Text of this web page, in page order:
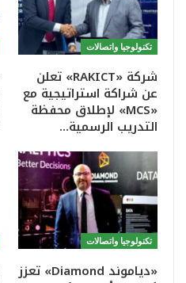
تكنولوجيا واتصالات
شركة «RAKICT» تعلن
عن شراكة استراتيجية مع
«MCS» لإطلاق محفظة
التدريب الرسمية…
تكنولوجيا واتصالات
«دياموند Diamond» تعزز